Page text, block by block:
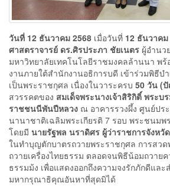
วันที่ 12 ธันวาคม 2568 เมื่อวันที่ 12 ธันวาคม
ศาสตราจารย์ ดร.ศิรประภา ชัยเนตร ผู้อำนว
มหาวิทยาลัยเทคโนโลยีราชมงคลล้านนา พ
งานภายใต้สำนักงานอธิการบดี เข้าร่วมพิธีบ
เป็นพระราชกุศล เนื่องในวาระครบ 50 วัน (
สวรรคตของ สมเด็จพระนางเจ้าสิริกิติ์ พระ
ราชชนนีพันปีหลวง ณ อาคารรวงผึ้ง ศูนย์ป
นานาชาติเฉลิมพระเกียรติ 7 รอบ พระชนมพ
โดยมี นายรัฐพล นราดิศร ผู้ว่าราชการจังหวั
ในทำบุญตักบาตรถวายพระราชกุศล การสว
ถวายเครื่องไทยธรรม ตลอดจนพิธีน้อมถวา
ธรรมม้ง เพื่อแสดงออกถึงความจงรักภักดีและ
มหากรุณาธิคุณอันหาที่สุดมิได้